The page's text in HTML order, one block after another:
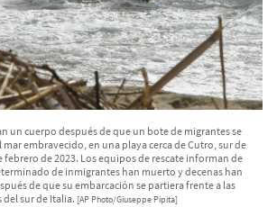
un cuerpo después de que un bote de migrantes se
embravecido, en una playa cerca de Cutro, sur de
febrero de 2023. Los equipos de rescate informan de
de inmigrantes han muerto y decenas han
de que su embarcación se partiera frente a las
del sur de Italia. [AP Photo/Giuseppe Pipita]